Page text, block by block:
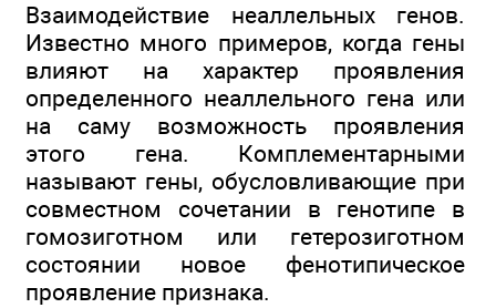
Взаимодействие неаллельных генов.
Известно много примеров, когда гены
влияют на характер проявления
определенного неаллельного гена или
на саму возможность проявления
этого гена. Комплементарными
называют гены, обусловливающие при
совместном сочетании в генотипе в
гомозиготном или гетерозиготном
состоянии новое фенотипическое
проявление признака.